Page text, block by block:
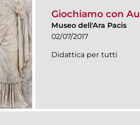
Giochiamo con
Museo dell'Ara Pacis
02/07/2017
Didattica per tutti